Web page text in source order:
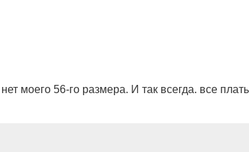
моего 56-го размера. И так всегда. все